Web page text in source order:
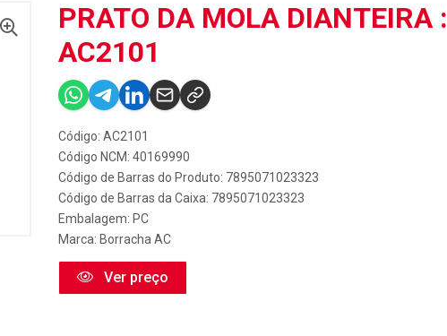
PRATO DA MOLA DIANTEIRA :
AC2101
Código: AC2101
Código NCM: 40169990
Código de Barras do Produto: 7895071023323
Código de Barras da Caixa: 7895071023323
Embalagem: PC
Marca: Borracha AC
Ver preço